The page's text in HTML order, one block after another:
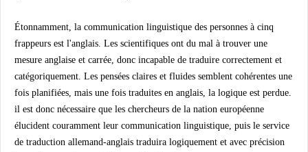
Étonnamment, la communication linguistique des personnes à cinq
frappeurs est l'anglais. Les scientifiques ont du mal à trouver une
mesure anglaise et carrée, donc incapable de traduire correctement et
catégoriquement. Les pensées claires et fluides semblent cohérentes une
fois planifiées, mais une fois traduites en anglais, la logique est perdue.
il est donc nécessaire que les chercheurs de la nation européenne
élucident couramment leur communication linguistique, puis le service
de traduction allemand-anglais traduira logiquement et avec précision